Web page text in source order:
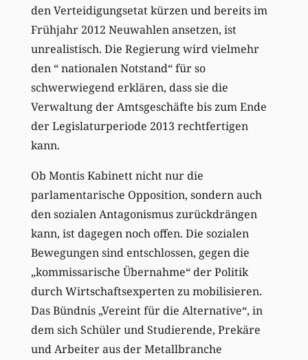
den Verteidigungsetat kürzen und bereits im
Frühjahr 2012 Neuwahlen ansetzen, ist
unrealistisch. Die Regierung wird vielmehr
den “ nationalen Notstand“ für so
schwerwiegend erklären, dass sie die
Verwaltung der Amtsgeschäfte bis zum Ende
der Legislaturperiode 2013 rechtfertigen
kann.
Ob Montis Kabinett nicht nur die
parlamentarische Opposition, sondern auch
den sozialen Antagonismus zurückdrängen
kann, ist dagegen noch offen. Die sozialen
Bewegungen sind entschlossen, gegen die
„kommissarische Übernahme“ der Politik
durch Wirtschaftsexperten zu mobilisieren.
Das Bündnis „Vereint für die Alternative“, in
dem sich Schüler und Studierende, Prekäre
und Arbeiter aus der Metallbranche